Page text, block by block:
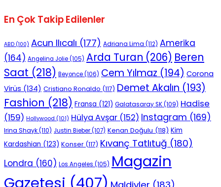
En Çok Takip Edilenler
ABD (100) Acun Ilıcalı (177) Adriana Lima (112) Amerika
(164) Angelina Jolie(105) Arda Turan (206) Beren
Saat (218) Beyonce(106) Cem Yılmaz (194) Corona
Virüs (134) Cristiano Ronaldo (117) Demet Akalın (193)
Fashion (218) Fransa (121) Galatasaray SK(109) Hadise
(159) Hollywood (101) Hülya Avşar (152) Instagram (169)
Irina Shayk(110) Justin Bieber(107) Kenan Doğulu (118) Kim
Kardashian (123) Konser (117) Kıvanç Tatlıtuğ (180)
Londra (160) Los Angeles (105) Magazin
Gazetesi (407)